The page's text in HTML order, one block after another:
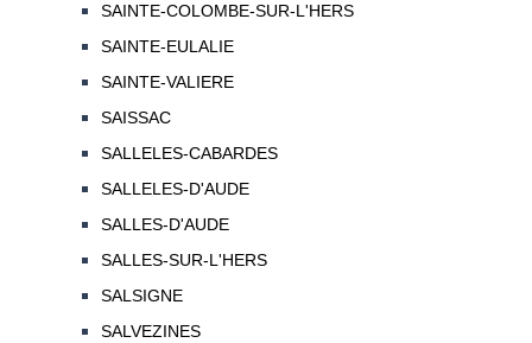
SAINTE-COLOMBE-SUR-L'HERS
SAINTE-EULALIE
SAINTE-VALIERE
SAISSAC
SALLELES-CABARDES
SALLELES-D'AUDE
SALLES-D'AUDE
SALLES-SUR-L'HERS
SALSIGNE
SALVEZINES